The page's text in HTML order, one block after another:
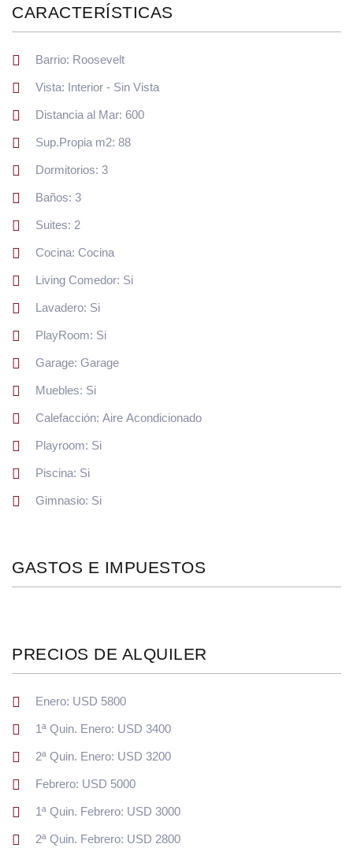
CARACTERÍSTICAS
Barrio: Roosevelt
Vista: Interior - Sin Vista
Distancia al Mar: 600
Sup.Propia m2: 88
Dormitorios: 3
Baños: 3
Suites: 2
Cocina: Cocina
Living Comedor: Si
Lavadero: Si
PlayRoom: Si
Garage: Garage
Muebles: Si
Calefacción: Aire Acondicionado
Playroom: Si
Piscina: Si
Gimnasio: Si
GASTOS E IMPUESTOS
PRECIOS DE ALQUILER
Enero: USD 5800
1ª Quin. Enero: USD 3400
2ª Quin. Enero: USD 3200
Febrero: USD 5000
1ª Quin. Febrero: USD 3000
2ª Quin. Febrero: USD 2800